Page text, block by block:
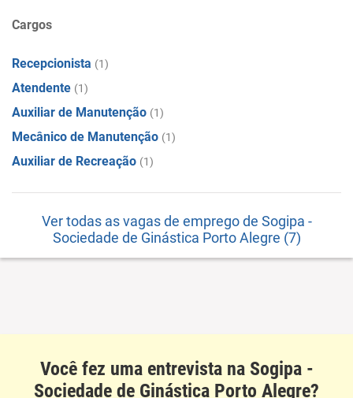
Cargos
Recepcionista (1)
Atendente (1)
Auxiliar de Manutenção (1)
Mecânico de Manutenção (1)
Auxiliar de Recreação (1)
Ver todas as vagas de emprego de Sogipa -
Sociedade de Ginástica Porto Alegre (7)
Você fez uma entrevista na Sogipa -
Sociedade de Ginástica Porto Alegre?